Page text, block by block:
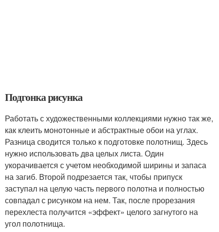
Подгонка рисунка
Работать с художественными коллекциями нужно так же,
как клеить монотонные и абстрактные обои на углах.
Разница сводится только к подготовке полотнищ. Здесь
нужно использовать два целых листа. Один
укорачивается с учетом необходимой ширины и запаса
на загиб. Второй подрезается так, чтобы припуск
заступал на целую часть первого полотна и полностью
совпадал с рисунком на нем. Так, после прорезания
перехлеста получится «эффект» целого загнутого на
угол полотнища.